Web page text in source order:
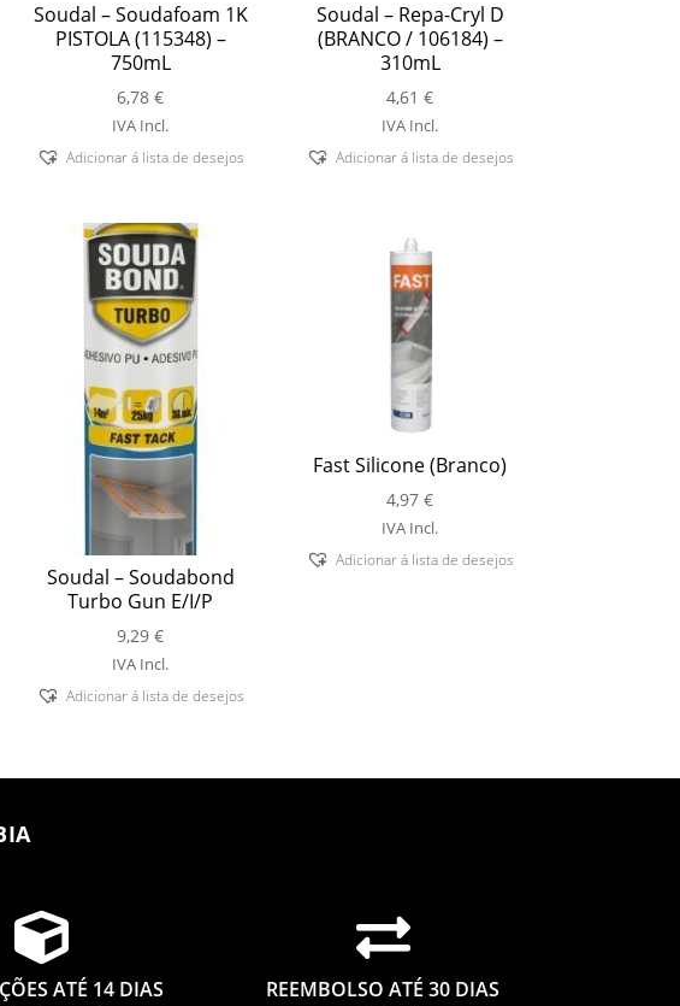
Soudal – Soudafoam 1K
PISTOLA (115348) –
750mL
6,78€
IVA Incl.
Adicionar á lista de desejos
Soudal – Repa-Cryl D
(BRANCO / 106184) –
310mL
4,61€
IVA Incl.
Adicionar á lista de desejos
Soudal – Soudabond
Turbo Gun E/I/P
9,29€
IVA Incl.
Adicionar á lista de desejos
Fast Silicone (Branco)
4,97€
IVA Incl.
Adicionar á lista de desejos

ATÉ 14 DIAS

REEMBOLSO ATÉ 30 DIAS